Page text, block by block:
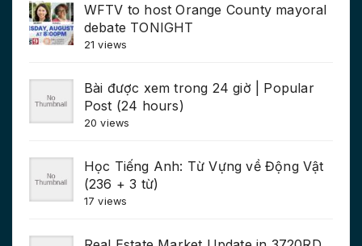
WFTV to host Orange County mayoral
debate TONIGHT
21 views
Bài được xem trong 24 giờ | Popular
Post (24 hours)
20 views
Học Tiếng Anh: Từ Vựng về Động Vật
(236 + 3 từ)
17 views